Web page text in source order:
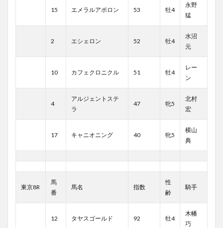
15 エメラルアポロン 53 牡4
永野
猛
2 エシェロン 52 牡4
水沼
元
10 カフェクロニクル 51 牡4
レー
ン
4
アルジェントステ
ラ
47 牝5
北村
宏
17 キャニオニング 40 牝5
横山
典
東京8R
馬
番
馬名 指数
性
齢
騎手
12 タヤスゴールド 92 牡4
木幡
巧